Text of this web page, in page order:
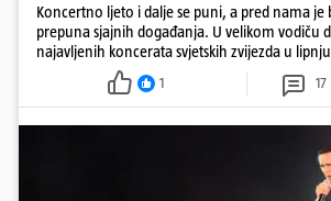
Koncertno ljeto i dalje se puni, a pred nama je
prepuna sjajnih događanja. U velikom vodiču
najavljenih koncerata svjetskih zvijezda u
2026. godine.
1 17